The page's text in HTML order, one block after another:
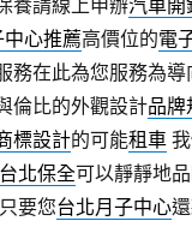
養請線上申辦汽車開
心推薦高價位的電
務在此為您服務為
倫比的外觀設計品牌
標設計的可能租車
台北保全可以靜靜地
只要您台北月子中心